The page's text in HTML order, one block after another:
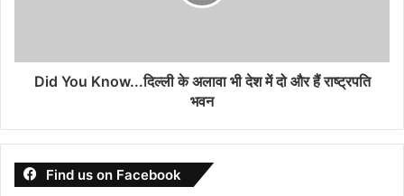
Did You Know...दिल्ली के अलावा भी देश में दो और हैं राष्ट्रपति
भवन
Find us on Facebook